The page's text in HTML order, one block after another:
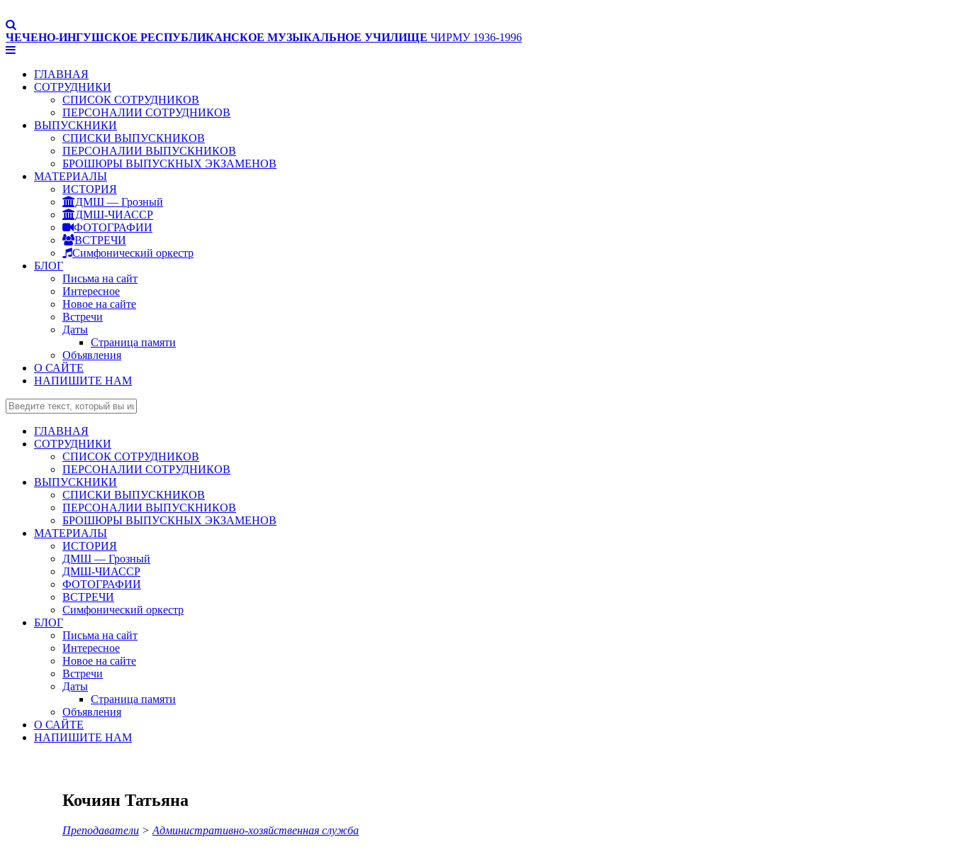
ЧЕЧЕНО-ИНГУШСКОЕ РЕСПУБЛИКАНСКОЕ МУЗЫКАЛЬНОЕ УЧИЛИЩЕ ЧИРМУ 1936-1996
ГЛАВНАЯ
СОТРУДНИКИ
СПИСОК СОТРУДНИКОВ
ПЕРСОНАЛИИ СОТРУДНИКОВ
ВЫПУСКНИКИ
СПИСКИ ВЫПУСКНИКОВ
ПЕРСОНАЛИИ ВЫПУСКНИКОВ
БРОШЮРЫ ВЫПУСКНЫХ ЭКЗАМЕНОВ
МАТЕРИАЛЫ
ИСТОРИЯ
ДМШ — Грозный
ДМШ-ЧИАССР
ФОТОГРАФИИ
ВСТРЕЧИ
Симфонический оркестр
БЛОГ
Письма на сайт
Интересное
Новое на сайте
Встречи
Даты
Страница памяти
Объявления
О САЙТЕ
НАПИШИТЕ НАМ
ГЛАВНАЯ
СОТРУДНИКИ
СПИСОК СОТРУДНИКОВ
ПЕРСОНАЛИИ СОТРУДНИКОВ
ВЫПУСКНИКИ
СПИСКИ ВЫПУСКНИКОВ
ПЕРСОНАЛИИ ВЫПУСКНИКОВ
БРОШЮРЫ ВЫПУСКНЫХ ЭКЗАМЕНОВ
МАТЕРИАЛЫ
ИСТОРИЯ
ДМШ — Грозный
ДМШ-ЧИАССР
ФОТОГРАФИИ
ВСТРЕЧИ
Симфонический оркестр
БЛОГ
Письма на сайт
Интересное
Новое на сайте
Встречи
Даты
Страница памяти
Объявления
О САЙТЕ
НАПИШИТЕ НАМ
Кочиян Татьяна
Преподаватели > Административно-хозяйственная служба